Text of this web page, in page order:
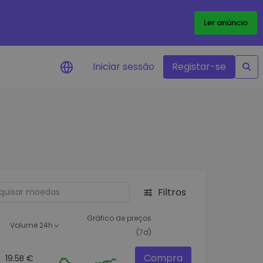
Ler anúncio
investimento
Ideias inteligentes para um
desempenho ótimo
Iniciar sessão Registar-se
Filtros
Volume 24h
Gráfico de preços
(7d)
19.5B € Compra